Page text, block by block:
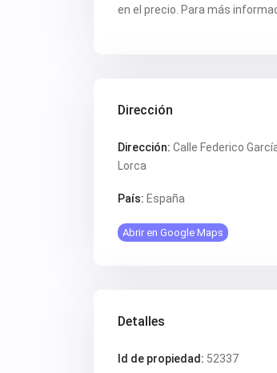
en el precio. Para más
Dirección
Dirección: Calle Federico
Lorca
País: España
Abrir en Google Maps
Detalles
Id de propiedad: 52337